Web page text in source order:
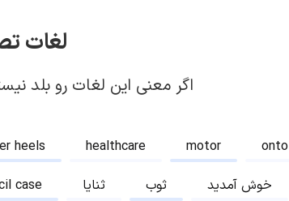
لغات
اگر معنی این لغات رو بلد
heels healthcare motor onto
case ثنایا ثوب خوش آمدید